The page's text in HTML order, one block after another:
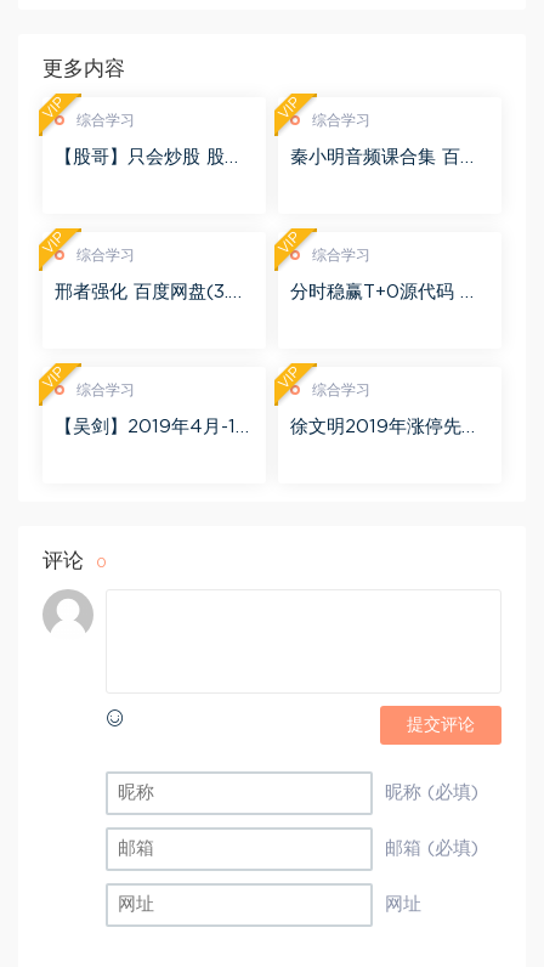
更多内容
综合学习
【股哥】只会炒股 股哥
VIP 综合学习
秦小明音频课合集 百度
VIP
综合学习
邢者强化 百度网盘(3.01
VIP 综合学习
分时稳赢T+0源代码 自
VIP
综合学习
【吴剑】2019年4月-11
VIP 综合学习
徐文明2019年涨停先锋
VIP
评论 0
提交评论
昵称 (必填)
邮箱 (必填)
网址